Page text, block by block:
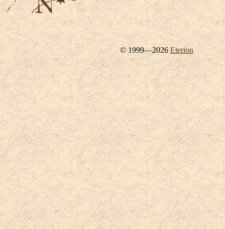
© 1999—2026Eterion